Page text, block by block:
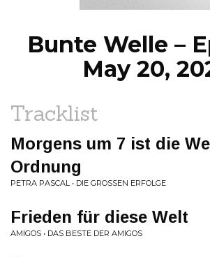
Bunte Welle –
May 20,
Tracklist
Morgens um 7 ist die
Ordnung
PETRA PASCAL • DIE GROSSEN ERFOLGE
Frieden für diese Welt
AMIGOS • DAS BESTE DER AMIGOS